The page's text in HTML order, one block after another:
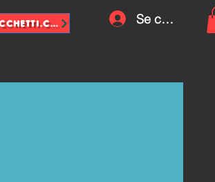
INFO@VASCHETTE-SACCHETTI.COM Se connecter